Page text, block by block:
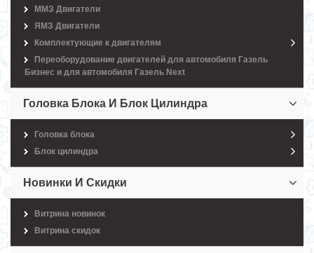
ММЗ Двигатели
ЯМЗ Двигатели
Комплектующие к двигателям
Переоборудование двигателей для автомобиля Газель
Бизнес и для автомобиля Газель Next
Головка Блока И Блок Цилиндра
Головка блока
Блок цилиндра
Новинки И Скидки
Витрина новинок
Витрина скидок